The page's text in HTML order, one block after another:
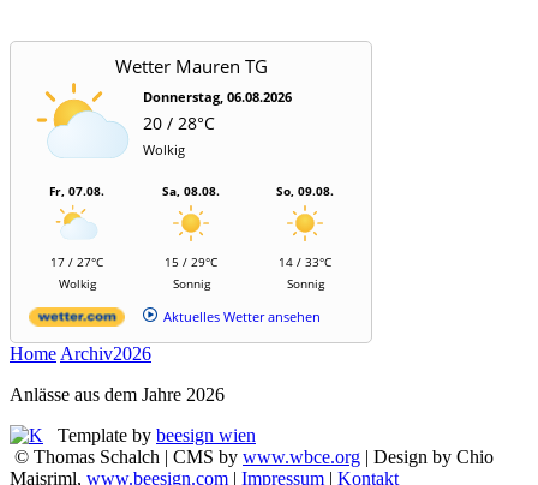
Wetter Mauren TG
Donnerstag, 06.08.2026
20 / 28°C
Wolkig
Fr, 07.08.
17 / 27°C
Wolkig
Sa, 08.08.
15 / 29°C
Sonnig
So, 09.08.
14 / 33°C
Sonnig
Aktuelles Wetter ansehen
Home Archiv2026
Anlässe aus dem Jahre 2026
Template by beesign wien
© Thomas Schalch | CMS by www.wbce.org | Design by Chio
Maisriml, www.beesign.com | Impressum | Kontakt